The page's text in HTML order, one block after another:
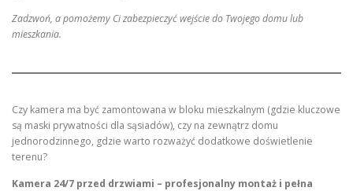
Zadzwoń, a pomożemy Ci zabezpieczyć wejście do Twojego domu lub
mieszkania.
Czy kamera ma być zamontowana w bloku mieszkalnym (gdzie kluczowe
są maski prywatności dla sąsiadów), czy na zewnątrz domu
jednorodzinnego, gdzie warto rozważyć dodatkowe doświetlenie
terenu?
Kamera 24/7 przed drzwiami – profesjonalny montaż i pełna